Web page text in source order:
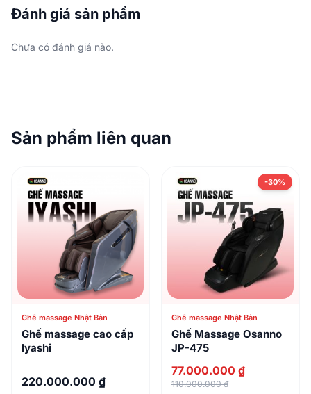
Đánh giá sản phẩm
Chưa có đánh giá nào.
Sản phẩm liên quan
Ghế massage Nhật Bản
Ghế massage cao cấp
Iyashi
220.000.000 ₫
-30%
Ghế massage Nhật Bản
Ghế Massage Osanno
JP-475
77.000.000 ₫
110.000.000 ₫